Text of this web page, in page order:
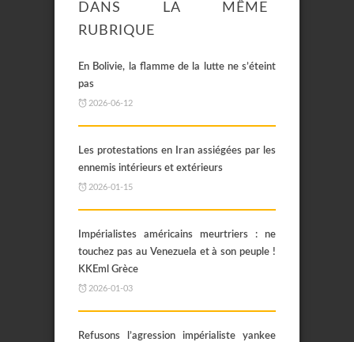
DANS LA MÊME
RUBRIQUE
En Bolivie, la flamme de la lutte ne s’éteint
pas
2026-06-12
Les protestations en Iran assiégées par les
ennemis intérieurs et extérieurs
2026-01-15
Impérialistes américains meurtriers : ne
touchez pas au Venezuela et à son peuple !
KKEml Grèce
2026-01-03
Refusons l’agression impérialiste yankee